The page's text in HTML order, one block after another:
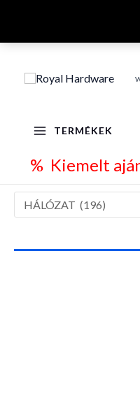
TERMÉKEK
% Kiemelt